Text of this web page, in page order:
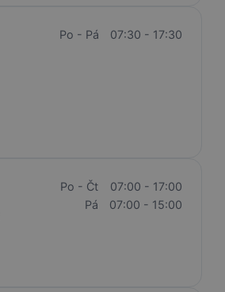
Po - Pá 07:30 - 17:30
Po - Čt
07:00 - 17:00
Pá
07:00 - 15:00